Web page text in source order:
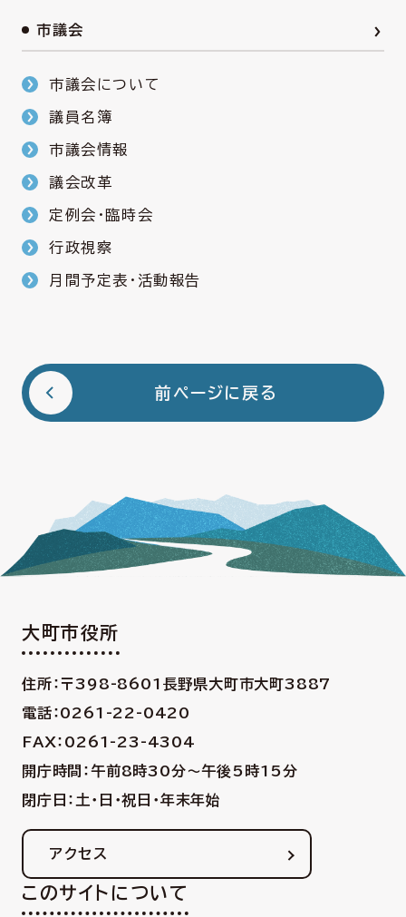
市議会
市議会について
議員名簿
市議会情報
議会改革
定例会・臨時会
行政視察
月間予定表・活動報告
前ページに戻る
大町市役所
住所：〒398-8601 長野県大町市大町3887
電話：0261-22-0420
FAX：0261-23-4304
開庁時間：午前8時30分〜午後5時15分
閉庁日：土・日・祝日・年末年始
アクセス
このサイトについて